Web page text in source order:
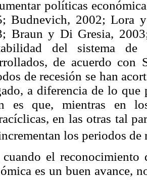
políticas
Budnevich, 2002; Lora
Braun y Di Gresia,
del sistema
de acuerdo
de recesión se han
a diferencia de lo que
es que, mientras en
en las otras tal
los periodos
el
es un buen avance,